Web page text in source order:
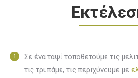
Σε ένα ταψί τοποθετούμε τις
τις τρυπάμε, τις περιχύνουμε με